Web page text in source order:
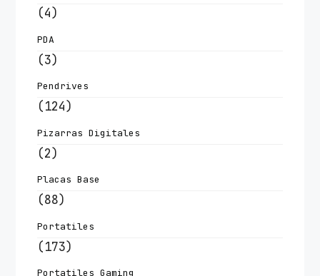
(4)
PDA
(3)
Pendrives
(124)
Pizarras Digitales
(2)
Placas Base
(88)
Portatiles
(173)
Portatiles Gaming